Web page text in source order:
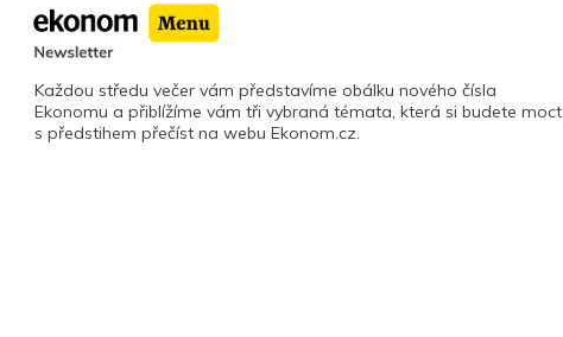
Každou středu večer vám představíme obálku nového čísla
Ekonomu a přiblížíme vám tři vybraná témata, která si budete moct
s předstihem přečíst na webu Ekonom.cz.